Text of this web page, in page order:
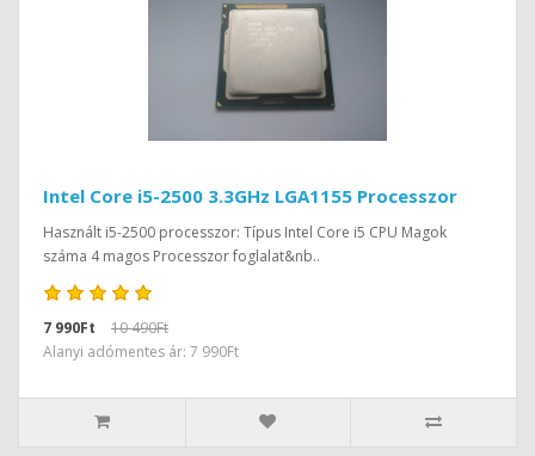
Intel Core i5-2500 3.3GHz LGA1155 Processzor
Használt i5-2500 processzor: Típus Intel Core i5 CPU Magok
száma 4 magos Processzor foglalat&nb..
7 990Ft
10 490Ft
Alanyi adómentes ár: 7 990Ft